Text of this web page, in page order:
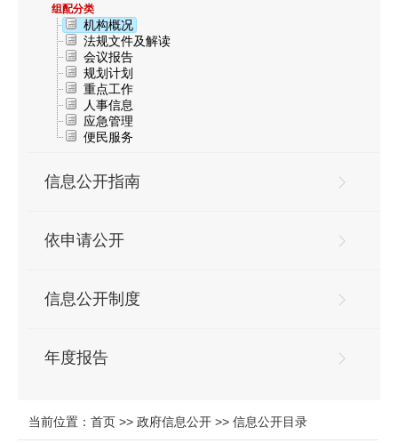
组配分类
机构概况
法规文件及解读
会议报告
规划计划
重点工作
人事信息
应急管理
便民服务
信息公开指南
依申请公开
信息公开制度
年度报告